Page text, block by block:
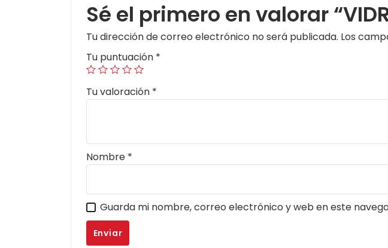
Sé el primero en valorar
Tu dirección de correo electrónico no será publicada. Los
Tu puntuación *
Tu valoración *
Nombre *
Guarda mi nombre, correo electrónico y web en este